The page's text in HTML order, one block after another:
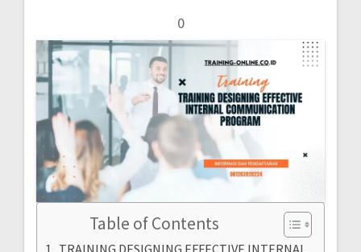
0
Table of Contents